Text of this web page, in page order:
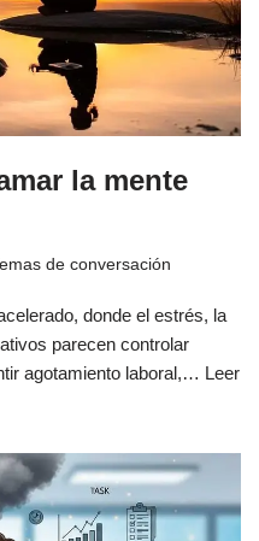
la mente
de conversación
donde el estrés, la
parecen controlar
agotamiento laboral,… Leer